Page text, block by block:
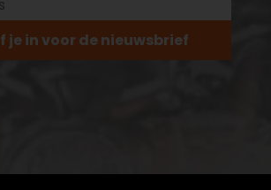
je in voor de nieuwsbrief